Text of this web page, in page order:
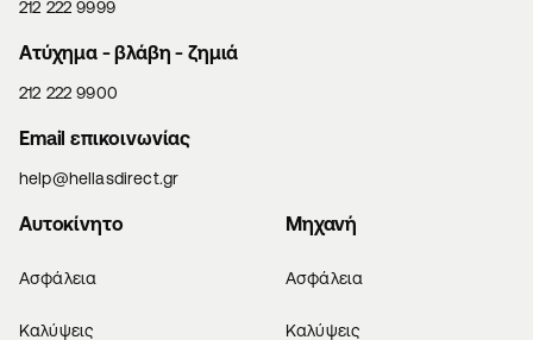
212 222 9999
Aτύχημα - βλάβη - ζημιά
212 222 9900
Email επικοινωνίας
help@hellasdirect.gr
Αυτοκίνητο
Ασφάλεια
Καλύψεις
Μηχανή
Ασφάλεια
Καλύψεις